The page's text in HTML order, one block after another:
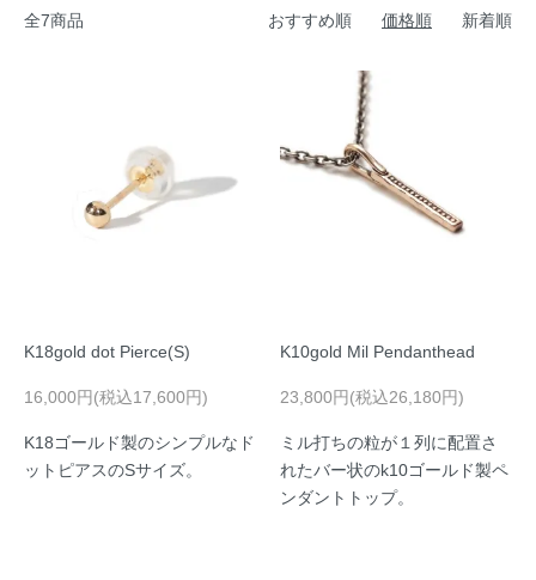
全7商品 おすすめ順 価格順 新着順
K18gold dot Pierce(S)
16,000円(税込17,600円)
K18ゴールド製のシンプルなド
ットピアスのSサイズ。
K10gold Mil Pendanthead
23,800円(税込26,180円)
ミル打ちの粒が１列に配置さ
れたバー状のk10ゴールド製ペ
ンダントトップ。